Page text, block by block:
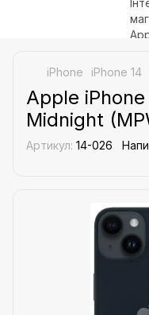
iPhone iPhone 14
Apple iPhone
Midnight
Артикул: 14-026